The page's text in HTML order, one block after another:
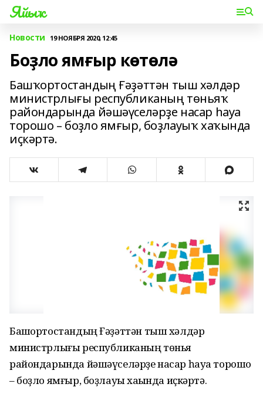
Яйыҡ
Новости 19 НОЯБРЯ 2020, 12:45
Боҙло ямғыр көтөлә
Башҡортостандың Ғәҙәттән тыш хәлдәр
министрлығы республиканың төньяҡ
райондарында йәшәүселәрҙе насар һауа
торошо – боҙло ямғыр, боҙлауыҡ хаҡында
иҫкәртә.
Башҡортостандың Ғәҙәттән тыш хәлдәр
министрлығы республиканың төньяҡ
райондарында йәшәүселәрҙе насар һауа торошо
– боҙло ямғыр, боҙлауыҡ хаҡында иҫкәртә.